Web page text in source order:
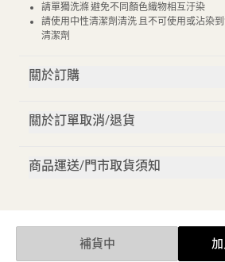
請單獨洗滌 避免不同顏色織物相互汙染
請使用中性清潔劑清洗 且不可使用或沾染
清潔劑
關於訂購
關於訂單取消/退貨
商品運送/門市取貨須知
補貨中